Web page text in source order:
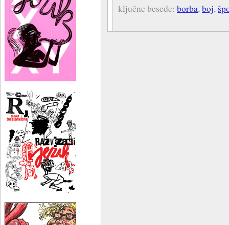
ključne besede: borba,boj,